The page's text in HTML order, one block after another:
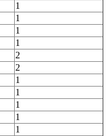
1
1
1
1
2
2
1
1
1
1
1